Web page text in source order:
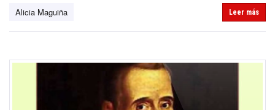
Alicia Maguiña Leer más